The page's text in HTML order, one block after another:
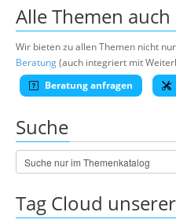
Alle Themen
Wir bieten zu allen Themen nicht nur
Beratung(auch integriert mit
Beratung anfragen
Suche
Tag Cloud